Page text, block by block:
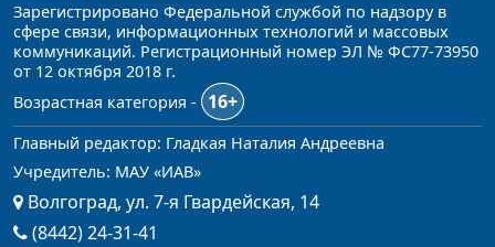
Зарегистрировано Федеральной службой по надзору в
сфере связи, информационных технологий и массовых
коммуникаций. Регистрационный номер ЭЛ № ФС77-73950
от 12 октября 2018 г.
Возрастная категория -
16+
Главный редактор: Гладкая Наталия Андреевна
Учредитель: МАУ «ИАВ»
Волгоград, ул. 7-я Гвардейская, 14
(8442) 24-31-41